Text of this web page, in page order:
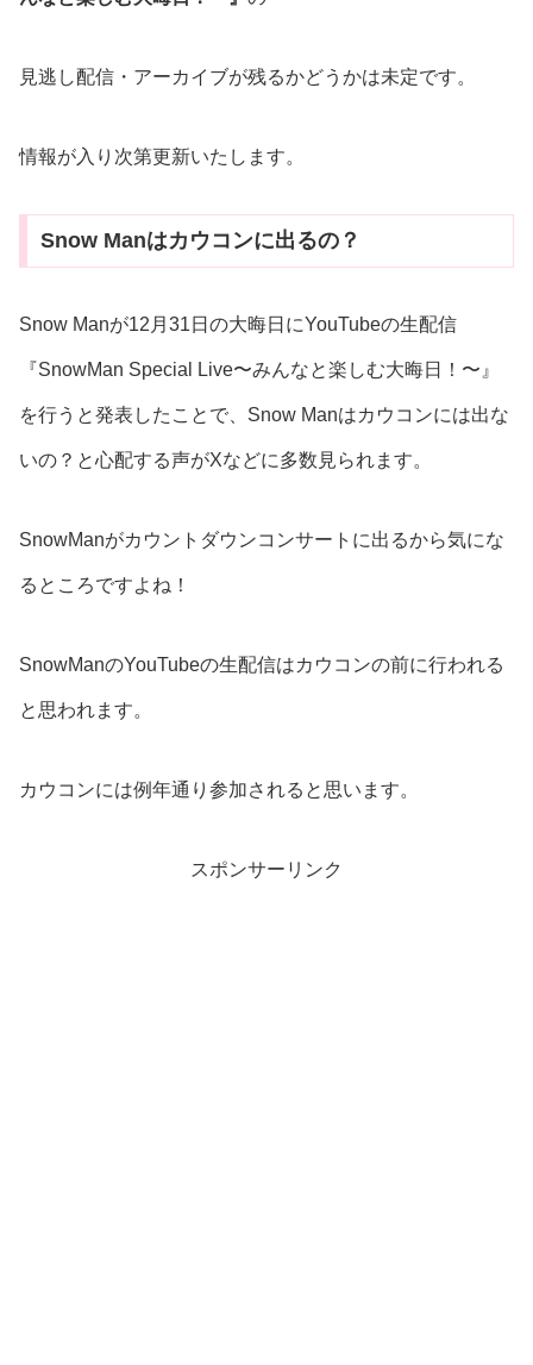
見逃し配信・アーカイブが残るかどうかは未定です。
情報が入り次第更新いたします。
Snow Manはカウコンに出るの？
Snow Manが12月31日の大晦日にYouTubeの生配信
『SnowMan Special Live〜みんなと楽しむ大晦日！〜』
を行うと発表したことで、Snow Manはカウコンには出な
いの？と心配する声がXなどに多数見られます。
SnowManがカウントダウンコンサートに出るから気にな
るところですよね！
SnowManのYouTubeの生配信はカウコンの前に行われる
と思われます。
カウコンには例年通り参加されると思います。
スポンサーリンク